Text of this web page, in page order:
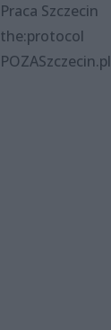
Praca Szczecin
the:protocol
POZASzczecin.pl